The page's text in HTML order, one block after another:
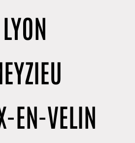
LYON
EN-VELIN